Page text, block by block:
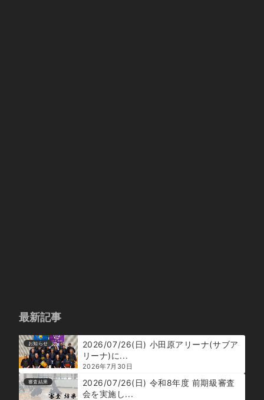
最新記事
お知らせ
2026/07/26(日) 小田原アリーナ(サブア
リーナ)に...
2026年7月30日
審査結果
2026/07/26(日) 令和8年度 前期級審査
会を実施し...